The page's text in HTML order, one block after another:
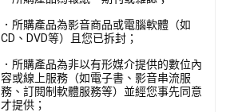
．所購產品為影音商品或電腦軟體（如
CD、DVD等）且您已拆封；
．所購產品為非以有形媒介提供的數位內
容或線上服務（如電子書、影音串流服
務、訂閱制軟體服務等）並經您事先同意
才提供；